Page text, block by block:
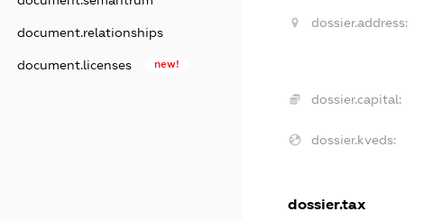
document.relationships
document.licenses new!
dossier.address:
dossier.capital:
dossier.kveds:
dossier.tax